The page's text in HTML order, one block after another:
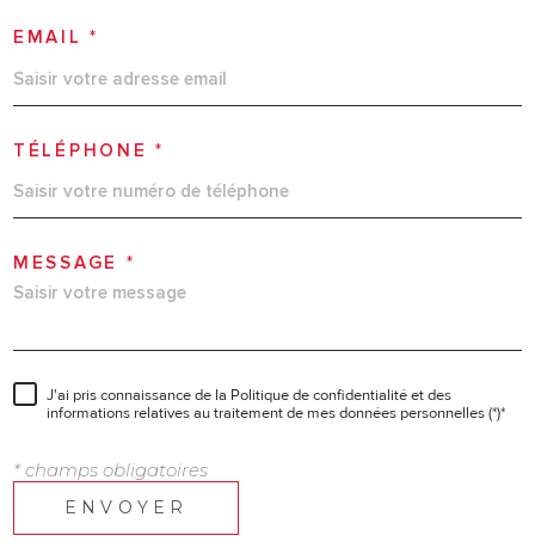
EMAIL *
TÉLÉPHONE *
MESSAGE *
J'ai pris connaissance de la Politique de confidentialité et des
informations relatives au traitement de mes données personnelles (*)*
* champs obligatoires
ENVOYER